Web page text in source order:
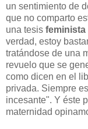
un sentimiento de
que no comparto
una tesis feminista
verdad, estoy
tratándose de una
revuelo que se
como dicen en el
privada. Siempre
incesante". Y éste
maternidad